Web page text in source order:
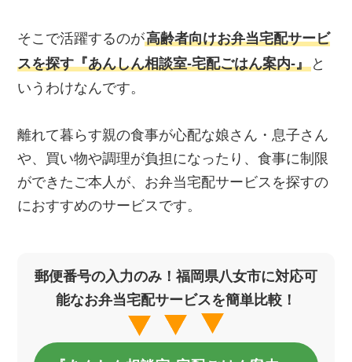
そこで活躍するのが高齢者向けお弁当宅配サービ
スを探す『あんしん相談室‐宅配ごはん案内‐』 と
いうわけなんです。
離れて暮らす親の食事が心配な娘さん・息子さん
や、買い物や調理が負担になったり、食事に制限
ができたご本人が、お弁当宅配サービスを探すの
におすすめのサービスです。
郵便番号の入力のみ！福岡県八女市に対応可
能なお弁当宅配サービスを簡単比較！